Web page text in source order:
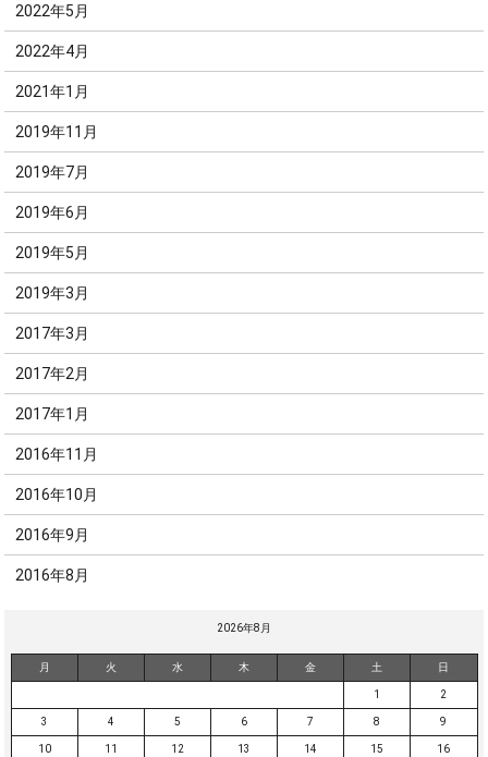
2022年5月
2022年4月
2021年1月
2019年11月
2019年7月
2019年6月
2019年5月
2019年3月
2017年3月
2017年2月
2017年1月
2016年11月
2016年10月
2016年9月
2016年8月
2026年8月
月 火 水 木 金 土 日
1 2
3 4 5 6 7 8 9
10 11 12 13 14 15 16